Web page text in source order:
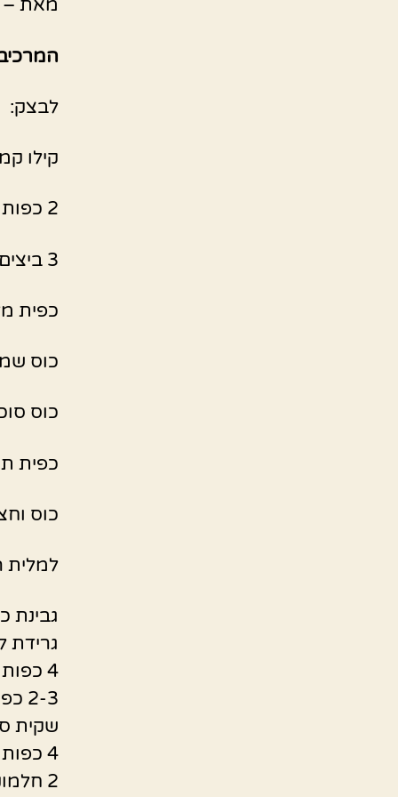
מאת –
לבצק:
קילו
2 כפות שמרים יבשים
3 ביצים
כפית
כוס
כוס
כפית
כוס
למלית
גבינת כנען 5% –
גרידת
4 כפות אינסטנט פודינג וניל
2-3 כפות סוכר לפי טעמכם האישי
שקית
4 כפות קורונפלור
2 חלמונים